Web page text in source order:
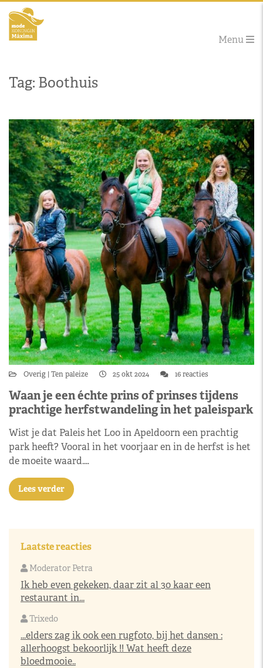
Menu
Tag: Boothuis
Overig Ten paleize 25 okt 2024 16 reacties
Waan je een échte prins of prinses tijdens
prachtige herfstwandeling in het paleispark
Wist je dat Paleis het Loo in Apeldoorn een prachtig
park heeft? Vooral in het voorjaar en in de herfst is het
de moeite waard.…
Lees verder
Laatste reacties
Moderator Petra
Ik heb even gekeken, daar zit al 30 kaar een
restaurant in...
Trixedo
...elders zag ik ook een rugfoto, bij het dansen :
allerhoogst bekoorlijk !! Wat heeft deze
bloedmooie..